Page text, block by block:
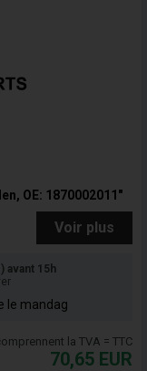
OE: 1870002011"
Voir plus
avant 15h
le mandag
la TVA = TTC
70,65 EUR